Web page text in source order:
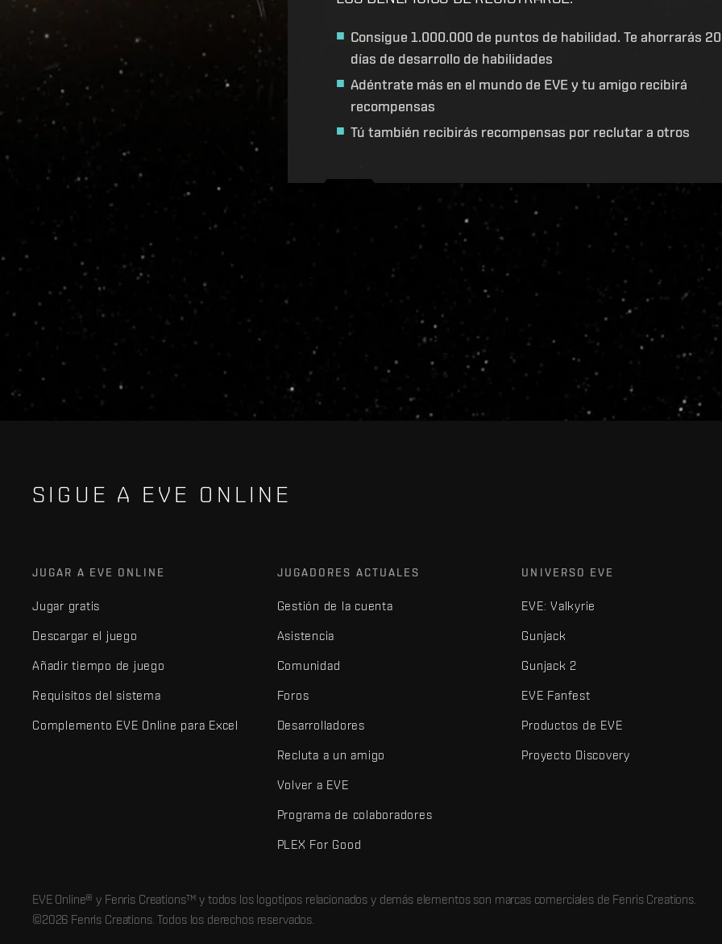
Consigue 1.000.000 de puntos de habilidad. Te ahorrarás 20
días de desarrollo de habilidades
Adéntrate más en el mundo de EVE y tu amigo recibirá
recompensas
Tú también recibirás recompensas por reclutar a otros
Recruitment service url to use: Flag is
SIGUE A EVE ONLINE
JUGAR A EVE ONLINE
Jugar gratis
Descargar el juego
Añadir tiempo de juego
Requisitos del sistema
Complemento EVE Online para Excel
JUGADORES ACTUALES
Gestión de la cuenta
Asistencia
Comunidad
Foros
Desarrolladores
Recluta a un amigo
Volver a EVE
Programa de colaboradores
PLEX For Good
UNIVERSO EVE
EVE: Valkyrie
Gunjack
Gunjack 2
EVE Fanfest
Productos de EVE
Proyecto Discovery
EVE Online® y Fenris Creations™ y todos los logotipos relacionados y demás elementos son marcas comerciales de Fenris Creations.
©2026 Fenris Creations. Todos los derechos reservados.